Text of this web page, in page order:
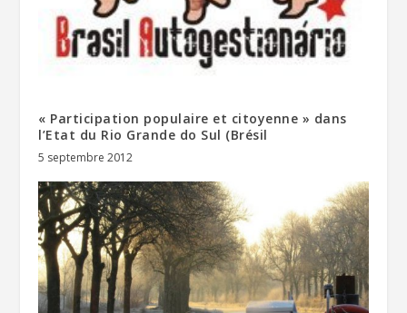
« Participation populaire et citoyenne » dans
l’Etat du Rio Grande do Sul (Brésil
5 septembre 2012